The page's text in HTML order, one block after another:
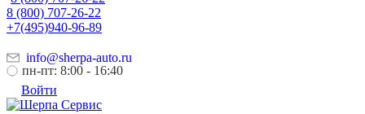
8 (800) 707-26-22
+7(495)940-96-89
info@sherpa-auto.ru
пн-пт: 8:00 - 16:40
Войти